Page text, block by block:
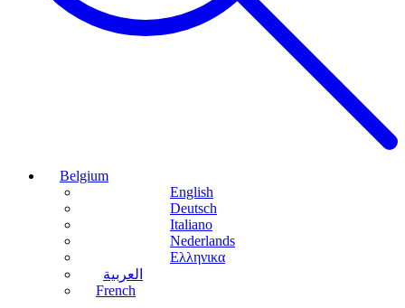
Belgium
English
Deutsch
Italiano
Nederlands
Ελληνικα
العربية
French